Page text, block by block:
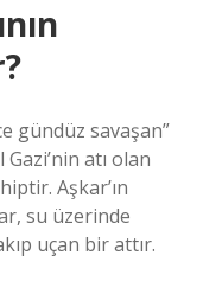
gündüz savaşan”
atı olan
Aşkar’ın
su üzerinde
uçan bir attır.